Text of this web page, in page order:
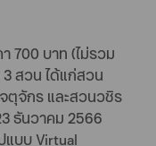
700 บาท (ไม่รวม
สวน ได้แก่สวน
ตุจักร และสวนวชิร
ธันวาคม 2566
แบบ Virtual